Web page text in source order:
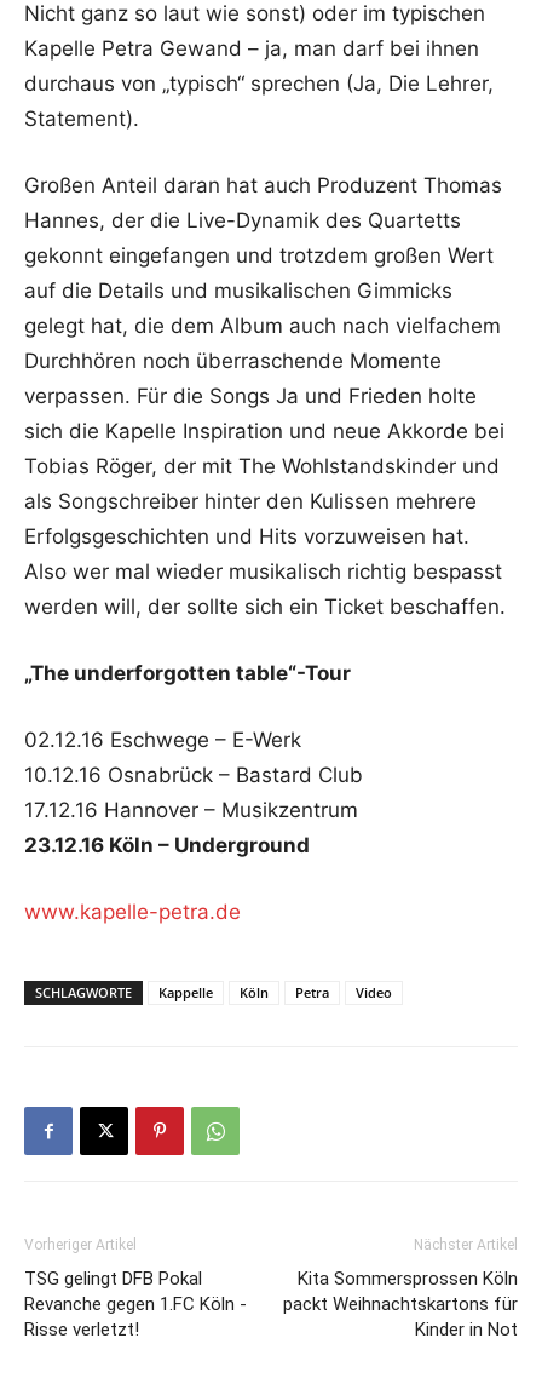
Nicht ganz so laut wie sonst) oder im typischen
Kapelle Petra Gewand – ja, man darf bei ihnen
durchaus von „typisch“ sprechen (Ja, Die Lehrer,
Statement).
Großen Anteil daran hat auch Produzent Thomas
Hannes, der die Live-Dynamik des Quartetts
gekonnt eingefangen und trotzdem großen Wert
auf die Details und musikalischen Gimmicks
gelegt hat, die dem Album auch nach vielfachem
Durchhören noch überraschende Momente
verpassen. Für die Songs Ja und Frieden holte
sich die Kapelle Inspiration und neue Akkorde bei
Tobias Röger, der mit The Wohlstandskinder und
als Songschreiber hinter den Kulissen mehrere
Erfolgsgeschichten und Hits vorzuweisen hat.
Also wer mal wieder musikalisch richtig bespasst
werden will, der sollte sich ein Ticket beschaffen.
„The underforgotten table“-Tour
02.12.16 Eschwege – E-Werk
10.12.16 Osnabrück – Bastard Club
17.12.16 Hannover – Musikzentrum
23.12.16 Köln – Underground
www.kapelle-petra.de
SCHLAGWORTE Kappelle Köln Petra Video
Vorheriger Artikel
TSG gelingt DFB Pokal
Revanche gegen 1.FC Köln -
Risse verletzt!
Nächster Artikel
Kita Sommersprossen Köln
packt Weihnachtskartons für
Kinder in Not